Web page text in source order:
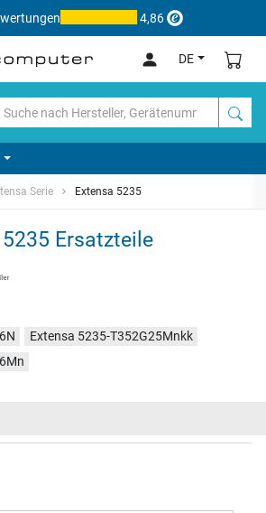
4,86
DE
Serie Extensa 5235
Ersatzteile
Extensa 5235-T352G25Mnkk